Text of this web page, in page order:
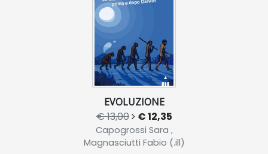
EVOLUZIONE
€ 13,00 € 12,35
Capogrossi Sara ,
Magnasciutti Fabio (.ill)